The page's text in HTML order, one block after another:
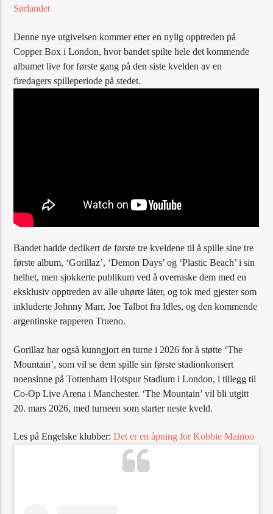
Sørlandet
Denne nye utgivelsen kommer etter en nylig opptreden på
Copper Box i London, hvor bandet spilte hele det kommende
albumet live for første gang på den siste kvelden av en
firedagers spilleperiode på stedet.
Bandet hadde dedikert de første tre kveldene til å spille sine tre
første album, ‘Gorillaz’, ‘Demon Days’ og ‘Plastic Beach’ i sin
helhet, men sjokkerte publikum ved å overraske dem med en
eksklusiv opptreden av alle uhørte låter, og tok med gjester som
inkluderte Johnny Marr, Joe Talbot fra Idles, og den kommende
argentinske rapperen Trueno.
Gorillaz har også kunngjort en turne i 2026 for å støtte ‘The
Mountain’, som vil se dem spille sin første stadionkonsert
noensinne på Tottenham Hotspur Stadium i London, i tillegg til
Co-Op Live Arena i Manchester. ‘The Mountain’ vil bli utgitt
20. mars 2026, med turneen som starter neste kveld.
Les på Engelske klubber:Det er en åpning for Kobbie Mainoo